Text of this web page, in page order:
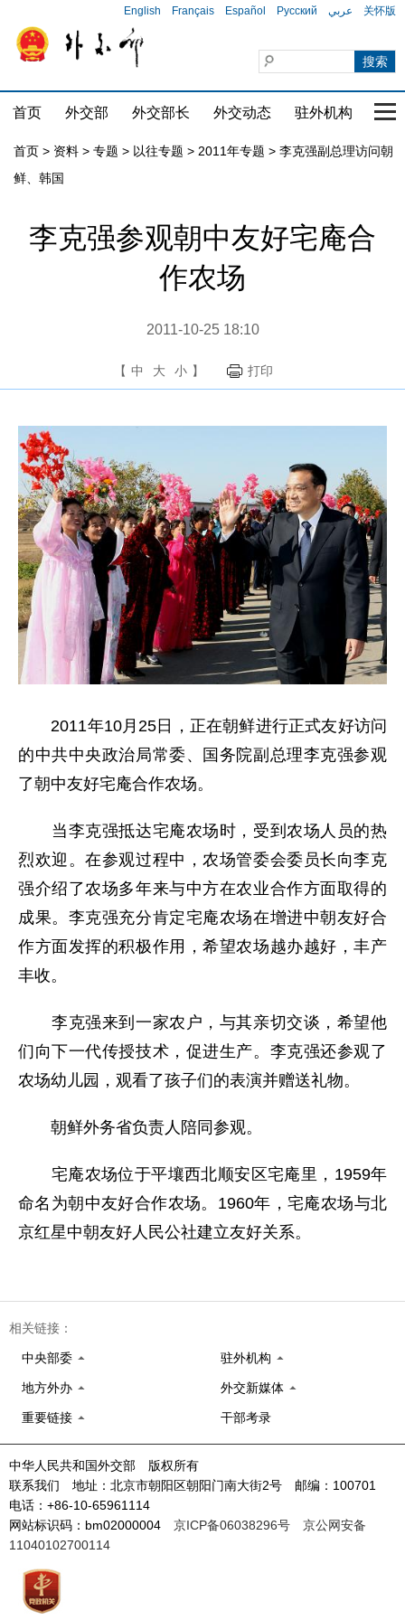
English Français Español Русский عربي 关怀版
首页 外交部 外交部长 外交动态 驻外机构 国
首页 > 资料 > 专题 > 以往专题 > 2011年专题 > 李克强副总理访问朝
鲜、韩国
李克强参观朝中友好宅庵合
作农场
2011-10-25 18:10
【 中 大 小 】 打印
2011年10月25日，正在朝鲜进行正式友好访问
的中共中央政治局常委、国务院副总理李克强参观
了朝中友好宅庵合作农场。
当李克强抵达宅庵农场时，受到农场人员的热
烈欢迎。在参观过程中，农场管委会委员长向李克
强介绍了农场多年来与中方在农业合作方面取得的
成果。李克强充分肯定宅庵农场在增进中朝友好合
作方面发挥的积极作用，希望农场越办越好，丰产
丰收。
李克强来到一家农户，与其亲切交谈，希望他
们向下一代传授技术，促进生产。李克强还参观了
农场幼儿园，观看了孩子们的表演并赠送礼物。
朝鲜外务省负责人陪同参观。
宅庵农场位于平壤西北顺安区宅庵里，1959年
命名为朝中友好合作农场。1960年，宅庵农场与北
京红星中朝友好人民公社建立友好关系。
相关链接：
中央部委 驻外机构
地方外办 外交新媒体
重要链接 干部考录
中华人民共和国外交部 版权所有
联系我们 地址：北京市朝阳区朝阳门南大街2号 邮编：100701
电话：+86-10-65961114
网站标识码：bm02000004 京ICP备06038296号
京公网安备
11040102700114